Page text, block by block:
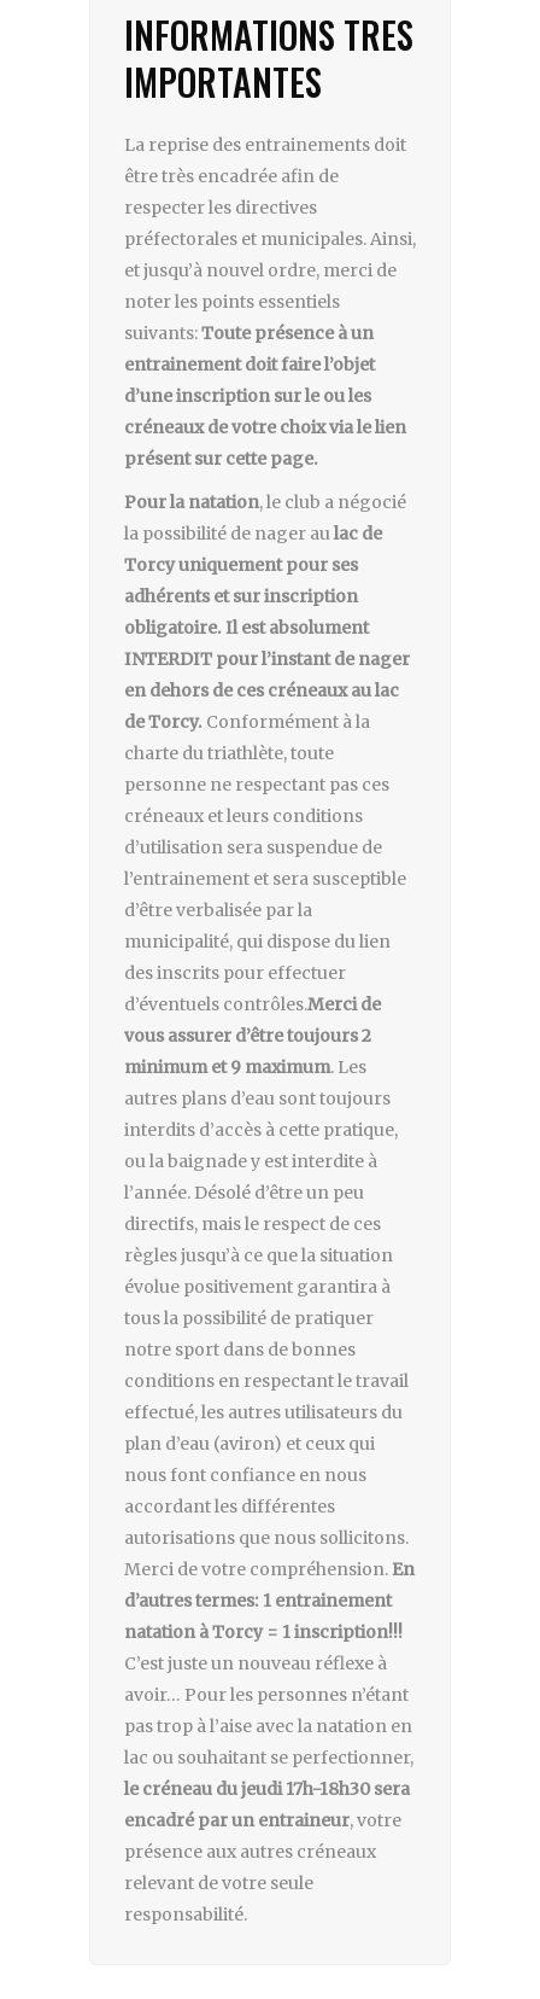
INFORMATIONS TRES
IMPORTANTES
La reprise des entrainements doit
être très encadrée afin de
respecter les directives
préfectorales et municipales. Ainsi,
et jusqu’à nouvel ordre, merci de
noter les points essentiels
suivants:Toute présence à un
entrainement doit faire l’objet
d’une inscription sur le ou les
créneaux de votre choix via le lien
présent sur cette page.
Pour la natation, le club a négocié
la possibilité de nager aulac de
Torcy uniquement pour ses
adhérents et sur inscription
obligatoire. Il est absolument
INTERDIT pour l’instant de nager
en dehors de ces créneaux au lac
de Torcy. Conformément à la
charte du triathlète, toute
personne ne respectant pas ces
créneaux et leurs conditions
d’utilisation sera suspendue de
l’entrainement et sera susceptible
d’être verbalisée par la
municipalité, qui dispose du lien
des inscrits pour effectuer
d’éventuels contrôles.Merci de
vous assurer d’être toujours 2
minimum et 9 maximum. Les
autres plans d’eau sont toujours
interdits d’accès à cette pratique,
ou la baignade y est interdite à
l’année. Désolé d’être un peu
directifs, mais le respect de ces
règles jusqu’à ce que la situation
évolue positivement garantira à
tous la possibilité de pratiquer
notre sport dans de bonnes
conditions en respectant le travail
effectué, les autres utilisateurs du
plan d’eau (aviron) et ceux qui
nous font confiance en nous
accordant les différentes
autorisations que nous sollicitons.
Merci de votre compréhension. En
d’autres termes: 1 entrainement
natation à Torcy = 1 inscription!!!
C’est juste un nouveau réflexe à
avoir… Pour les personnes n’étant
pas trop à l’aise avec la natation en
lac ou souhaitant se perfectionner,
le créneau du jeudi 17h-18h30 sera
encadré par un entraineur, votre
présence aux autres créneaux
relevant de votre seule
responsabilité.